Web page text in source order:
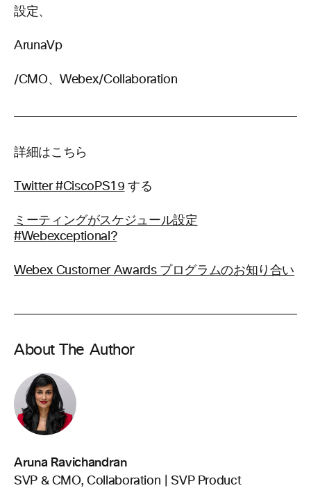
設定、
ArunaVp
/CMO、Webex/Collaboration
詳細はこちら
Twitter #CiscoPS19 する
ミーティングがスケジュール設定
#Webexceptional?
Webex Customer Awards プログラムのお知り合い
About The Author
Aruna Ravichandran
SVP & CMO, Collaboration | SVP Product